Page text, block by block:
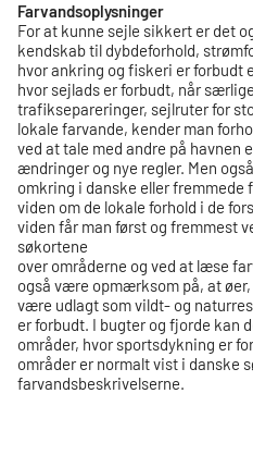
Farvandsoplysninger
For at kunne sejle sikkert er det
kendskab til dybdeforhold,
hvor ankring og fiskeri er forbudt
hvor sejlads er forbudt, når
trafiksepareringer, sejlruter for
lokale farvande, kender man
ved at tale med andre på havnen
ændringer og nye regler. Men
omkring i danske eller fremmede
viden om de lokale forhold i de
viden får man først og fremmest
søkortene
over områderne og ved at læse
også være opmærksom på, at
være udlagt som vildt- og
er forbudt. I bugter og fjorde kan
områder, hvor sportsdykning er
områder er normalt vist i danske
farvandsbeskrivelserne.